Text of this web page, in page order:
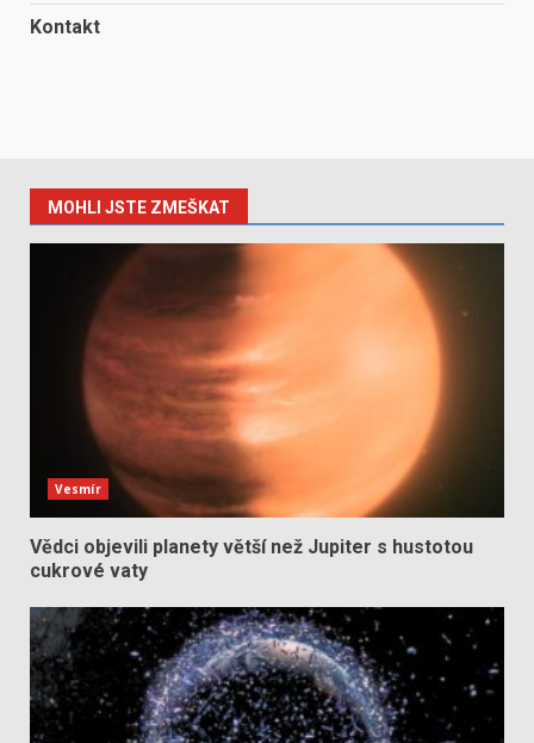
Kontakt
MOHLI JSTE ZMEŠKAT
Vesmír
Vědci objevili planety větší než Jupiter s hustotou
cukrové vaty